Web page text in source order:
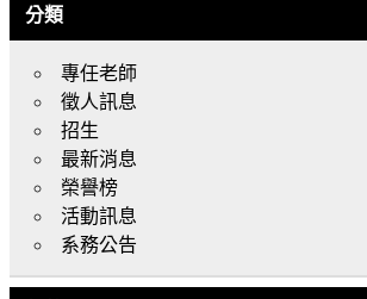
分類
專任老師
徵人訊息
招生
最新消息
榮譽榜
活動訊息
系務公告